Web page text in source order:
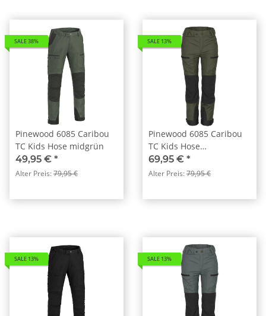
SALE 38%
Pinewood 6085 Caribou
TC Kids Hose midgrün
49,95 € *
Alter Preis:79,95 €
SALE 13%
Pinewood 6085 Caribou
TC Kids Hose
Mossgreen/Black (153)
69,95 € *
Alter Preis:79,95 €
SALE 13% SALE 13%